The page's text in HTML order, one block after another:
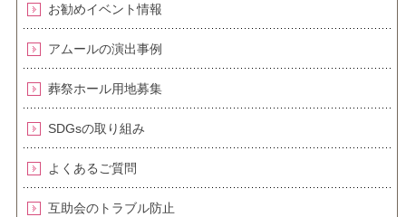
お勧めイベント情報
アムールの演出事例
葬祭ホール用地募集
SDGsの取り組み
よくあるご質問
互助会のトラブル防止